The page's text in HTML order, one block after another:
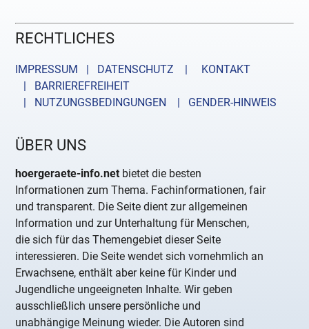
RECHTLICHES
IMPRESSUM | DATENSCHUTZ |
KONTAKT
| BARRIEREFREIHEIT
| NUTZUNGSBEDINGUNGEN
| GENDER-HINWEIS
ÜBER UNS
hoergeraete-info.net bietet die besten
Informationen zum Thema. Fachinformationen, fair
und transparent. Die Seite dient zur allgemeinen
Information und zur Unterhaltung für Menschen,
die sich für das Themengebiet dieser Seite
interessieren. Die Seite wendet sich vornehmlich an
Erwachsene, enthält aber keine für Kinder und
Jugendliche ungeeigneten Inhalte. Wir geben
ausschließlich unsere persönliche und
unabhängige Meinung wieder. Die Autoren sind